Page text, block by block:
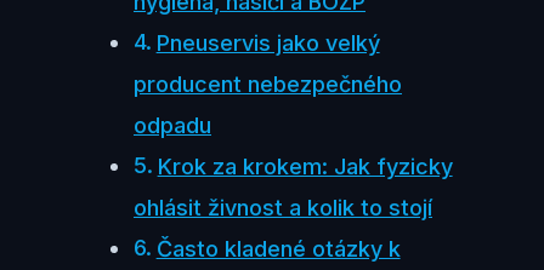
Pneuservis jako velký
producent nebezpečného
odpadu
Krok za krokem: Jak fyzicky
ohlásit živnost a kolik to stojí
Často kladené otázky k